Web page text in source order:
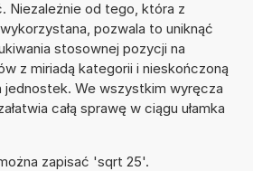
Niezależnie od tego, która z
pozwala to uniknąć
stosownej pozycji na
z miriadą kategorii i nieskończoną
jednostek. We wszystkim wyręcza
całą sprawę w ciągu ułamka
zapisać 'sqrt 25'.